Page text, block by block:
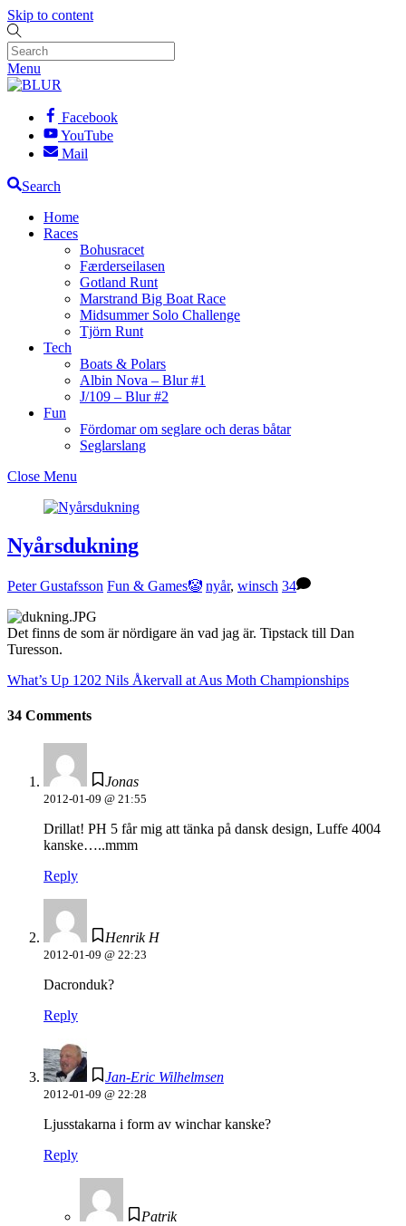
Skip to content
Menu
Facebook
YouTube
Mail
Search
Home
Races
Bohusracet
Færderseilasen
Gotland Runt
Marstrand Big Boat Race
Midsummer Solo Challenge
Tjörn Runt
Tech
Boats & Polars
Albin Nova – Blur #1
J/109 – Blur #2
Fun
Fördomar om seglare och deras båtar
Seglarslang
Close Menu
Nyårsdukning
Peter Gustafsson Fun & Games🤡 nyår, winsch 34
Det finns de som är nördigare än vad jag är. Tipstack till Dan
Turesson.
What’s Up 1202 Nils Åkervall at Aus Moth Championships
34 Comments
Jonas
2012-01-09 @ 21:55
Drillat! PH 5 får mig att tänka på dansk design, Luffe 4004
kanske…..mmm
Reply
Henrik H
2012-01-09 @ 22:23
Dacronduk?
Reply
Jan-Eric Wilhelmsen
2012-01-09 @ 22:28
Ljusstakarna i form av winchar kanske?
Reply
Patrik